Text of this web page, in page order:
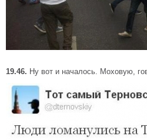
19.46. Ну вот и началось. Моховую,